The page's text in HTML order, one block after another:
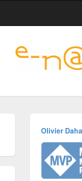
Olivier